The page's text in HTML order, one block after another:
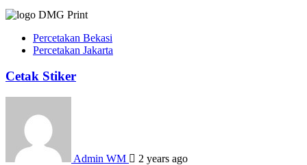
Percetakan Bekasi
Percetakan Jakarta
Cetak Stiker
Admin WM
2 years ago